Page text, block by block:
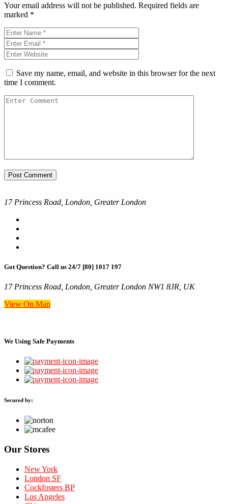
Your email address will not be published. Required fields are
marked *
Save my name, email, and website in this browser for the next
time I comment.
17 Princess Road, London, Greater London
Got Question? Call us 24/7 [80] 1017 197
17 Princess Road, London, Greater London NW1 8JR, UK
View On Map
We Using Safe Payments
Secured by:
Our Stores
New York
London SF
Cockfosters BP
Los Angeles